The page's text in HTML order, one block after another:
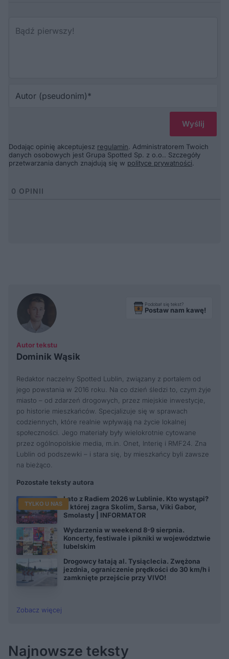
Dodając opinię akceptujesz regulamin. Administratorem Twoich
danych osobowych jest Grupa Spotted Sp. z o.o.. Szczegóły
przetwarzania danych znajdują się w polityce prywatności.
0 OPINII
Autor tekstu
Dominik Wąsik
Podobał się tekst?
Postaw nam kawę!
Redaktor naczelny Spotted Lublin, związany z portalem od
jego powstania w 2016 roku. Na co dzień śledzi to, czym żyje
miasto – od zdarzeń drogowych, przez miejskie inwestycje,
po historie mieszkańców. Specjalizuje się w sprawach
codziennych, które realnie wpływają na życie lokalnej
społeczności. Jego materiały były wielokrotnie cytowane
przez ogólnopolskie media, m.in. Onet, Interię i RMF24. Zna
Lublin od podszewki – i stara się, by mieszkańcy byli zawsze
na bieżąco.
Pozostałe teksty autora
TYLKO U NAS
Lato z Radiem 2026 w Lublinie. Kto wystąpi?
O której zagra Skolim, Sarsa, Viki Gabor,
Smolasty | INFORMATOR
Wydarzenia w weekend 8-9 sierpnia.
Koncerty, festiwale i pikniki w województwie
lubelskim
Drogowcy łatają al. Tysiąclecia. Zwężona
jezdnia, ograniczenie prędkości do 30 km/h i
zamknięte przejście przy VIVO!
Zobacz więcej
Najnowsze teksty